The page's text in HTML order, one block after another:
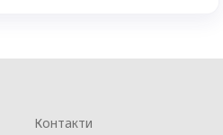
Контакти